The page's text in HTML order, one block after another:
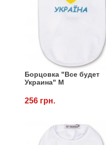
Борцовка "Все будет
Украина" M
256 грн.